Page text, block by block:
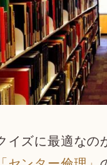
イズに最適なの